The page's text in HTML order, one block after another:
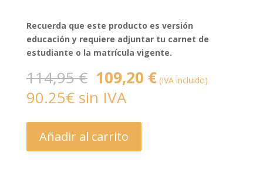
Recuerda que este producto es versión
educación y requiere adjuntar tu carnet de
estudiante o la matrícula vigente.
114,95€ El
precio
original
era:
114,95 €.
109,20 €El
precio
(IVA incluido)
90.25€ sin IVA
Añadir al carrito